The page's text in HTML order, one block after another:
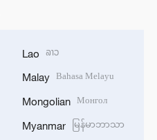
Lao ລາວ
Malay Bahasa Melayu
Mongolian Монгол
Myanmar မြန်မာဘာသာ